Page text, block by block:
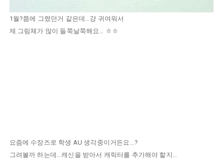
1월?쯤에 그렸던거 같은데…걍 귀여워서
제 그림체가 많이 들쭉날쭉해요… ㅎㅎ
요즘에 수장즈로 학생 AU 생각중이거든요…?
그려볼까 하는데…캐신을 받아서 캐릭터를 추가해야 할지…